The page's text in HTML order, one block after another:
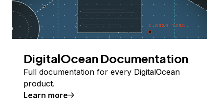
DigitalOcean Documentation
Full documentation for every DigitalOcean
product.
Learn more